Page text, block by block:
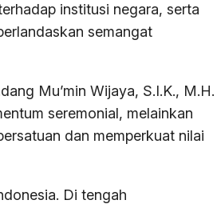
institusi negara, serta
semangat
Mu’min Wijaya, S.I.K., M.H.
seremonial, melainkan
dan memperkuat nilai
Di tengah